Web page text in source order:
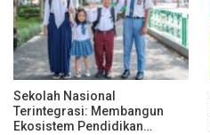
Sekolah Nasional
Terintegrasi: Membangun
Ekosistem Pendidikan…